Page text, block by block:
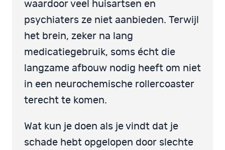
waardoor veel huisartsen en
psychiaters ze niet aanbieden. Terwijl
het brein, zeker na lang
medicatiegebruik, soms écht die
langzame afbouw nodig heeft om niet
in een neurochemische rollercoaster
terecht te komen.
Wat kun je doen als je vindt dat je
schade hebt opgelopen door slechte